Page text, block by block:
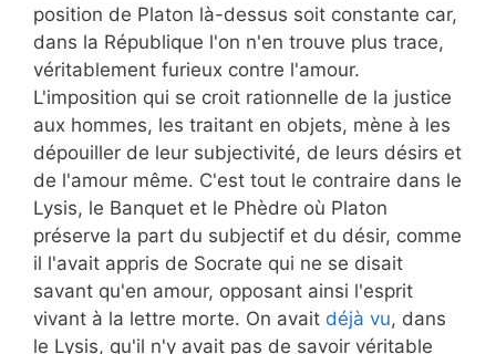
position de Platon là-dessus soit constante car,
dans la République l'on n'en trouve plus trace,
véritablement furieux contre l'amour.
L'imposition qui se croit rationnelle de la justice
aux hommes, les traitant en objets, mène à les
dépouiller de leur subjectivité, de leurs désirs et
de l'amour même. C'est tout le contraire dans le
Lysis, le Banquet et le Phèdre où Platon
préserve la part du subjectif et du désir, comme
il l'avait appris de Socrate qui ne se disait
savant qu'en amour, opposant ainsi l'esprit
vivant à la lettre morte. On avait déjà vu, dans
le Lysis, qu'il n'y avait pas de savoir véritable